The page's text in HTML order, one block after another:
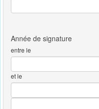
entre le
et le